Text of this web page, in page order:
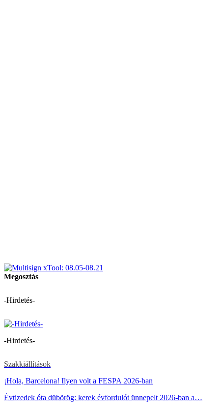
Megosztás
-Hirdetés-
-Hirdetés-
Szakkiállítások
¡Hola, Barcelona! Ilyen volt a FESPA 2026-ban
Évtizedek óta dübörög: kerek évfordulót ünnepelt 2026-ban a…